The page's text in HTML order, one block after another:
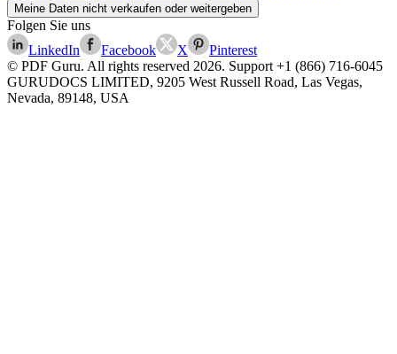
Meine Daten nicht verkaufen oder weitergeben
Folgen Sie uns
LinkedIn
Facebook X
Pinterest
© PDF Guru. All rights reserved 2026. Support +1 (866) 716-6045
GURUDOCS LIMITED, 9205 West Russell Road, Las Vegas,
Nevada, 89148, USA